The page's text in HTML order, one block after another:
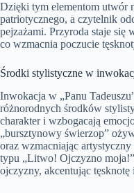
Dzięki tym elementom utwór
patriotycznego, a czytelnik
pejzażami. Przyroda staje
co wzmacnia poczucie
Środki stylistyczne w
Inwokacja w „Panu
różnorodnych środków
charakter i wzbogacają
„bursztynowy świerzop”
oraz wzmacniając
typu „Litwo! Ojczyzno
ojczyzny, akcentując tęsknotę